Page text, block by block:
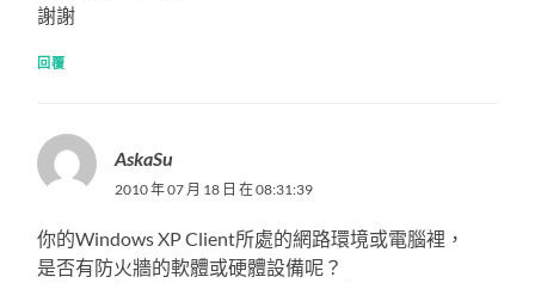
謝謝
回覆
AskaSu
2010 年 07 月 18 日 在 08:31:39
你的Windows XP Client所處的網路環境或電腦裡，
是否有防火牆的軟體或硬體設備呢？